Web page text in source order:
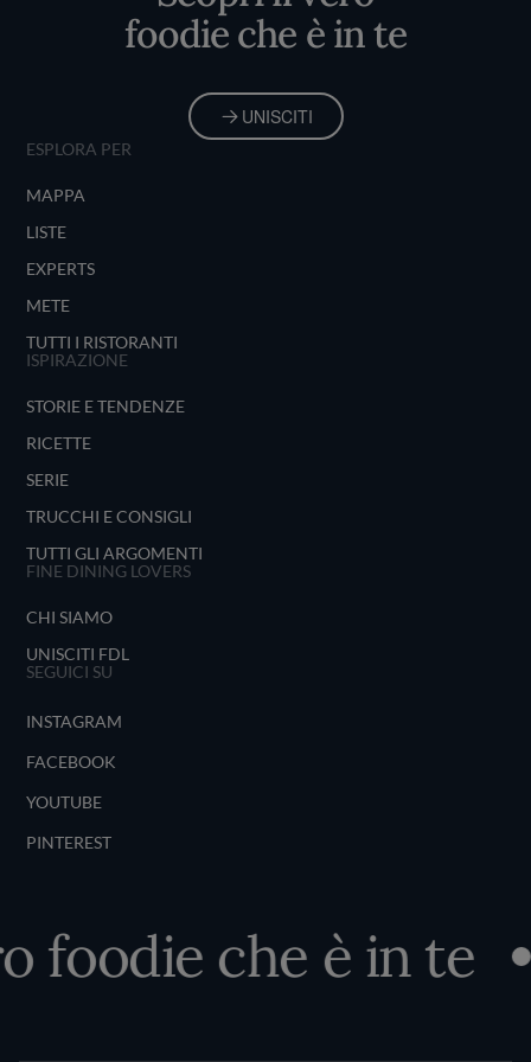
foodie che è in te
UNISCITI
ESPLORA PER
MAPPA
LISTE
EXPERTS
METE
TUTTI I RISTORANTI
ISPIRAZIONE
STORIE E TENDENZE
RICETTE
SERIE
TRUCCHI E CONSIGLI
TUTTI GLI ARGOMENTI
FINE DINING LOVERS
CHI SIAMO
UNISCITI FDL
SEGUICI SU
INSTAGRAM
FACEBOOK
YOUTUBE
PINTEREST
foodie che è in te